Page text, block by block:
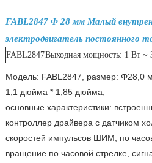
FABL2847 Φ 28 мм Малый
электродвигатель постоянного
FABL2847Выходная мощность: 1 Вт ~
Модель: FABL2847, размер: Φ28,0
1,1 дюйма * 1,85 дюйма,
основные характеристики:
контроллер драйвера с датчиком
скоростей импульсов ШИМ, по
вращение по часовой стрелке,